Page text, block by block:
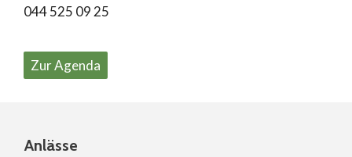
044 525 09 25
Zur Agenda
Anlässe